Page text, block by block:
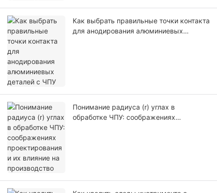
Как выбрать правильные точки контакта
для анодирования алюминиевых
Понимание радиуса (r) углах в
обработке ЧПУ: соображениях